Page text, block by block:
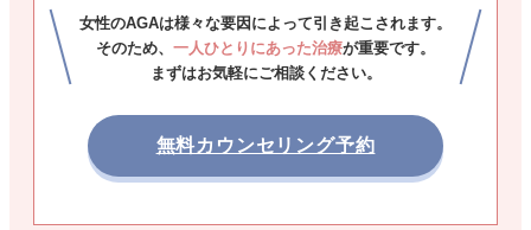
女性のAGAは様々な要因によって引き起こされます。
そのため、 一人ひとりにあった治療が重要です。
まずはお気軽にご相談ください。
無料カウンセリング予約